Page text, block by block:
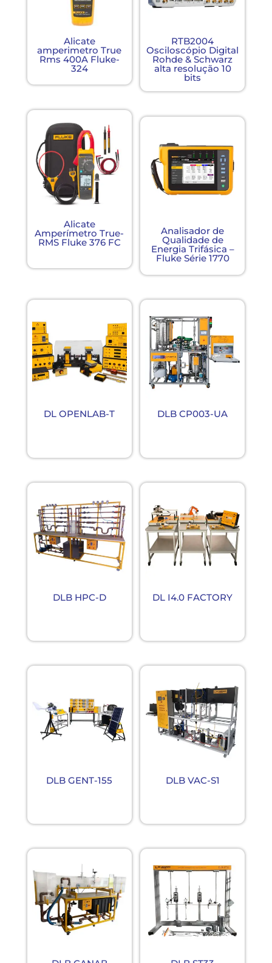
Alicate
amperimetro True
Rms 400A Fluke-
324
RTB2004
Osciloscópio Digital
Rohde & Schwarz
alta resolução 10
bits
Alicate
Amperímetro True-
RMS Fluke 376 FC
Analisador de
Qualidade de
Energia Trifásica –
Fluke Série 1770
DL OPENLAB-T DLB CP003-UA
DLB HPC-D DL I4.0 FACTORY
DLB GENT-155 DLB VAC-S1